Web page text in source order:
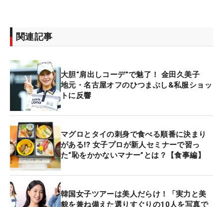
関連記事
大胆“肩出しコーデ”で魅了！ 金田久美子
地元・名古屋オフのひつまぶし&私服ショッ
トに反響
マグロとタイの刺身で食べる順番に決まり
がある⁉ 女子プロが新人セミナーで習っ
た“恥をかかないマナー”とは？【食事編】
韓国女子ツアーは美人だらけ！「実力と美
貌を兼ね備えた選りすぐりの10人を写真で